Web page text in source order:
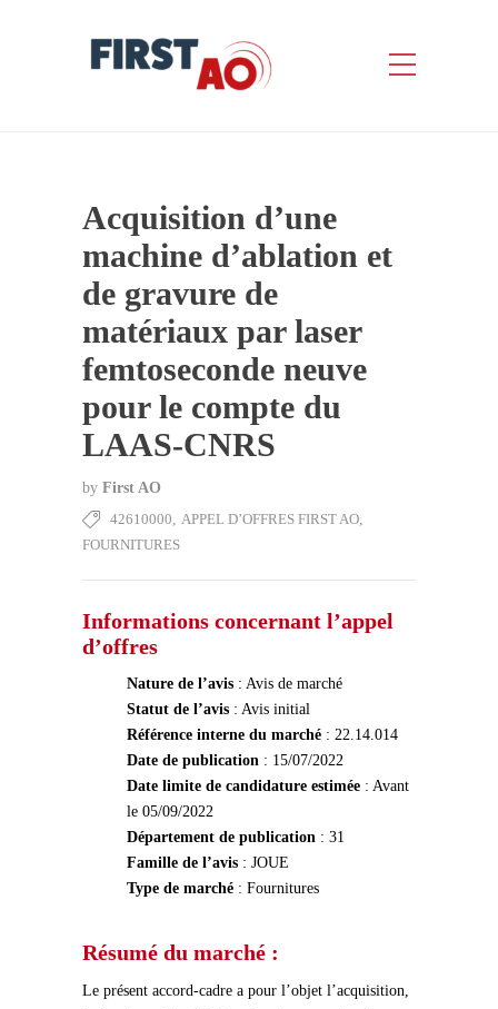
Acquisition d’une
machine d’ablation et
de gravure de
matériaux par laser
femtoseconde neuve
pour le compte du
LAAS-CNRS
by First AO
42610000, APPEL D’OFFRES FIRST AO,
FOURNITURES
Informations concernant l’appel
d’offres
Nature de l’avis : Avis de marché
Statut de l’avis : Avis initial
Référence interne du marché : 22.14.014
Date de publication : 15/07/2022
Date limite de candidature estimée : Avant
le 05/09/2022
Département de publication : 31
Famille de l’avis : JOUE
Type de marché : Fournitures
Résumé du marché :
Le présent accord-cadre a pour l’objet l’acquisition,